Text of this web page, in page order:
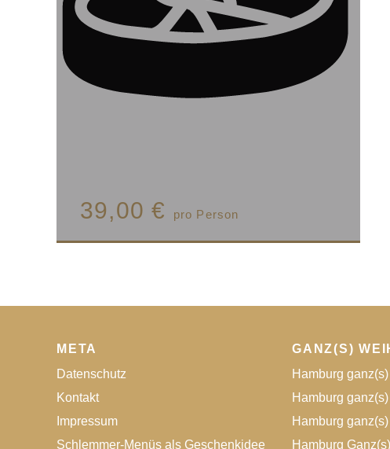
39,00 € pro Person
META
Datenschutz
Kontakt
Impressum
Schlemmer-Menüs als Geschenkidee
GANZ(S)
Hamburg
Hamburg
Hamburg
Hamburg